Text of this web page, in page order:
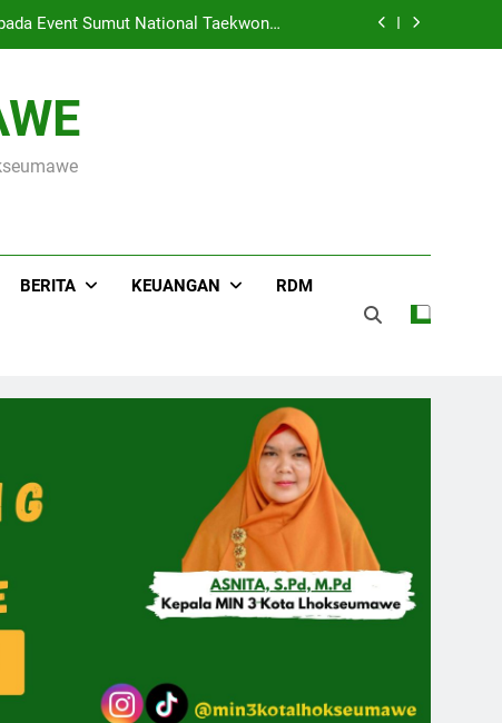
Event Sumut National Taekwondo
ke OSN Tingkat Provinsi Aceh 2026
Agama Kota Lhokseumawe
BERITA KEUANGAN RDM